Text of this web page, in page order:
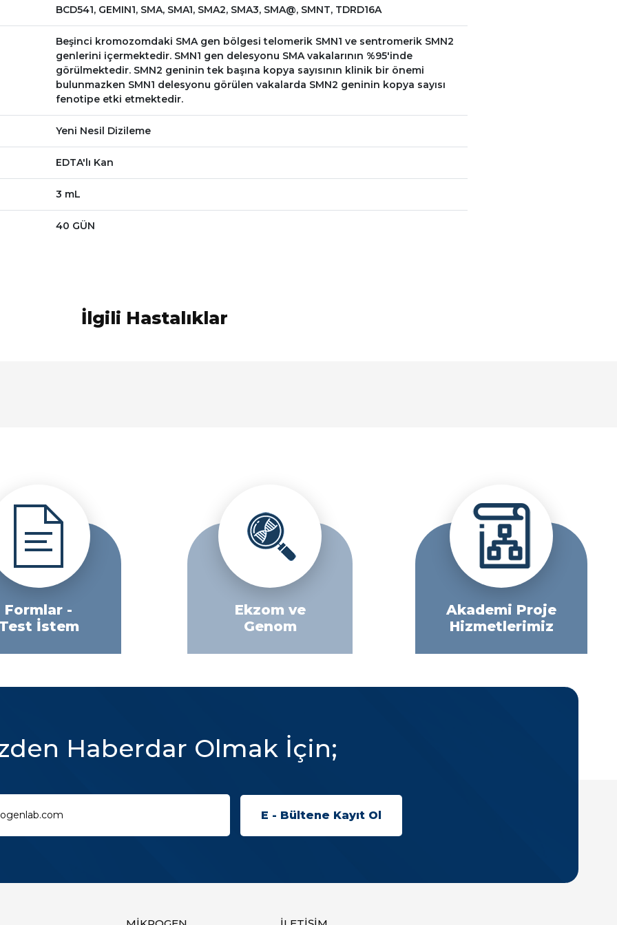
BCD541, GEMIN1, SMA, SMA1, SMA2, SMA3, SMA@, SMNT, TDRD16A
Beşinci kromozomdaki SMA gen bölgesi telomerik SMN1 ve sentromerik SMN2
genlerini içermektedir. SMN1 gen delesyonu SMA vakalarının %95'inde
görülmektedir. SMN2 geninin tek başına kopya sayısının klinik bir önemi
bulunmazken SMN1 delesyonu görülen vakalarda SMN2 geninin kopya sayısı
fenotipe etki etmektedir.
Yeni Nesil Dizileme
EDTA'lı Kan
3 mL
40 GÜN
İlgili Hastalıklar
Formlar -
İstem
Ekzom ve
Genom
Akademi Proje
Hizmetlerimiz
Haberdar Olmak İçin;